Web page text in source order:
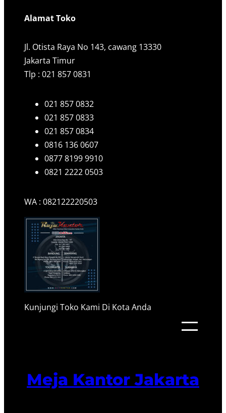
Alamat Toko
Jl. Otista Raya No 143, cawang 13330
Jakarta Timur
Tlp : 021 857 0831
021 857 0832
021 857 0833
021 857 0834
0816 136 0607
0877 8199 9910
0821 2222 0503
WA : 082122220503
Kunjungi Toko Kami Di Kota Anda
Meja Kantor Jakarta